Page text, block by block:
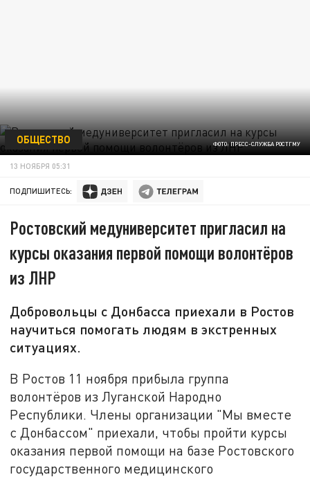
ФОТО: ПРЕСС-СЛУЖБА РОСТГМУ
ОБЩЕСТВО
13 НОЯБРЯ 05:31
ПОДПИШИТЕСЬ:
Ростовский медуниверситет пригласил на
курсы оказания первой помощи волонтёров
из ЛНР
Добровольцы с Донбасса приехали в Ростов
научиться помогать людям в экстренных
ситуациях.
В Ростов 11 ноября прибыла группа
волонтёров из Луганской Народно
Республики. Члены организации "Мы вместе
с Донбассом" приехали, чтобы пройти курсы
оказания первой помощи на базе Ростовского
государственного медицинского